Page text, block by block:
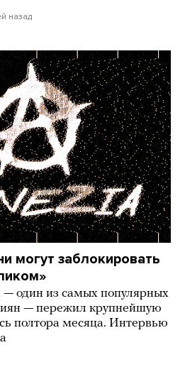
назад
могут заблокировать
один из самых популярных
— пережил крупнейшую
полтора месяца. Интервью